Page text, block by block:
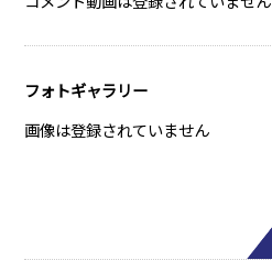
フォトギャラリー
画像は登録されていません